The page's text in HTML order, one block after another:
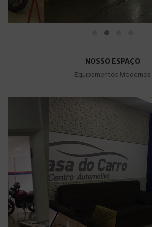
NOSSO ESPAÇO
Equipamentos Modernos.